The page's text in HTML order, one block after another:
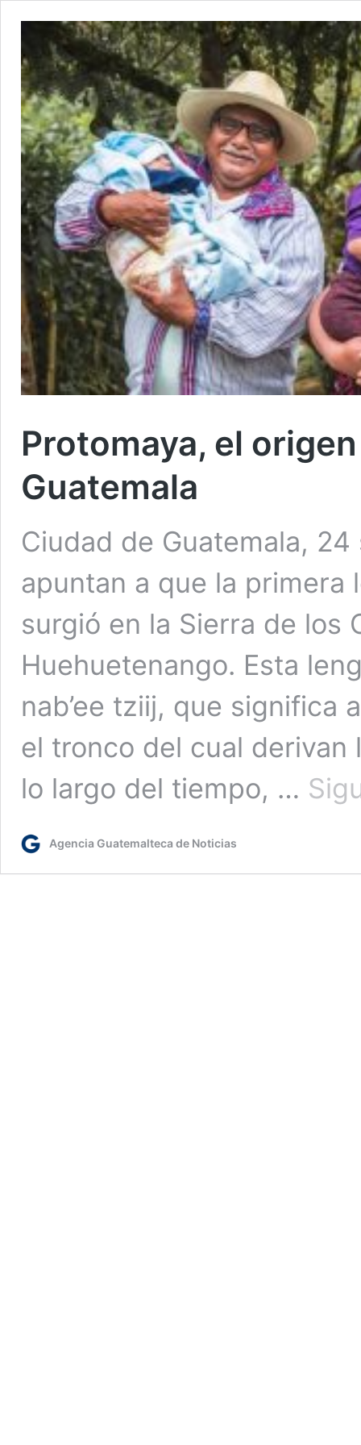
Protomaya, el
Guatemala
Ciudad de Guatemala,
apuntan a que la primera
surgió en la Sierra de los
Huehuetenango. Esta
nab’ee tziij, que significa
el tronco del cual derivan
lo largo del tiempo, …
Agencia Guatemalteca de Noticias